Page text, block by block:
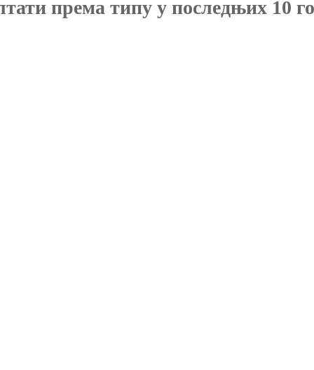
према типу у последњих 10